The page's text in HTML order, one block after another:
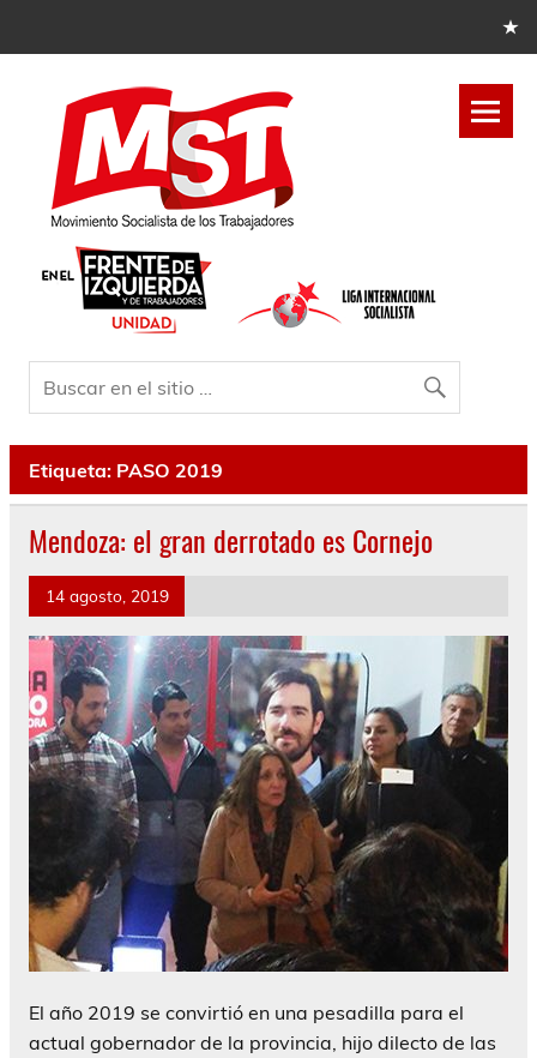
Etiqueta: PASO 2019
Mendoza: el gran derrotado es Cornejo
14 agosto, 2019
El año 2019 se convirtió en una pesadilla para el
actual gobernador de la provincia, hijo dilecto de las